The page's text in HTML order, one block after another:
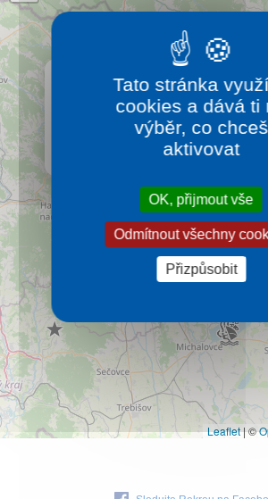
Novinky
Atrakce
O nás
Kontakt
Východní Slovensko
Tady se nemluví slovensky. Na
se hutori, hvari a rečuje. Ale my Češi to
Leaflet|©
Tato stránka
cookies a dává ti
výběr, co chceš
aktivovat
OK, přijmout vše
Odmítnout všechny
Přizpůsobit